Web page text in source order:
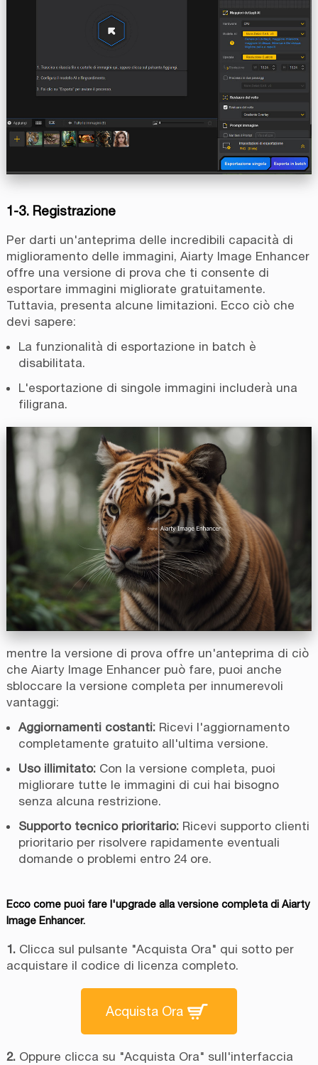
1-3. Registrazione
Per darti un'anteprima delle incredibili capacità di
miglioramento delle immagini, Aiarty Image Enhancer
offre una versione di prova che ti consente di
esportare immagini migliorate gratuitamente.
Tuttavia, presenta alcune limitazioni. Ecco ciò che
devi sapere:
La funzionalità di esportazione in batch è
disabilitata.
L'esportazione di singole immagini includerà una
filigrana.
mentre la versione di prova offre un'anteprima di ciò
che Aiarty Image Enhancer può fare, puoi anche
sbloccare la versione completa per innumerevoli
vantaggi:
Aggiornamenti costanti:Ricevi l'aggiornamento
completamente gratuito all'ultima versione.
Uso illimitato:Con la versione completa, puoi
migliorare tutte le immagini di cui hai bisogno
senza alcuna restrizione.
Supporto tecnico prioritario:Ricevi supporto clienti
prioritario per risolvere rapidamente eventuali
domande o problemi entro 24 ore.
Ecco come puoi fare l'upgrade alla versione completa di Aiarty
Image Enhancer.
1.Clicca sul pulsante "Acquista Ora" qui sotto per
acquistare il codice di licenza completo.
Acquista Ora
2.Oppure clicca su "Acquista Ora" sull'interfaccia